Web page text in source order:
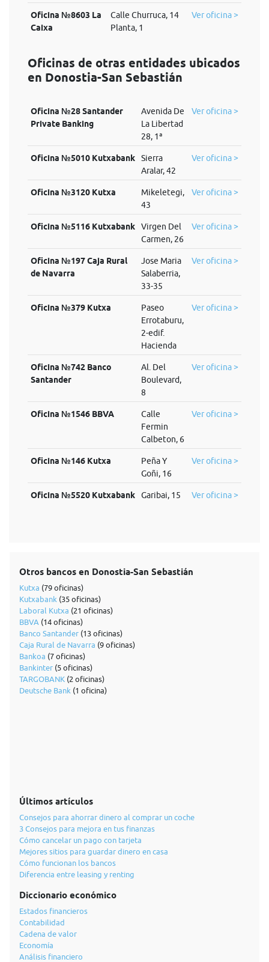
Oficina №8603 La
Caixa
Calle Churruca, 14
Planta, 1
Ver oficina >
Oficinas de otras entidades ubicados
en Donostia-San Sebastián
Oficina №28 Santander
Private Banking
Avenida De
La Libertad
28, 1ª
Ver oficina >
Oficina №5010 Kutxabank
Sierra
Aralar, 42
Ver oficina >
Oficina №3120 Kutxa
Mikeletegi,
43
Ver oficina >
Oficina №5116 Kutxabank
Virgen Del
Carmen, 26
Ver oficina >
Oficina №197 Caja Rural
de Navarra
Jose Maria
Salaberria,
33-35
Ver oficina >
Oficina №379 Kutxa
Paseo
Errotaburu,
2-edif.
Hacienda
Ver oficina >
Oficina №742 Banco
Santander
Al. Del
Boulevard,
8
Ver oficina >
Oficina №1546 BBVA
Calle
Fermin
Calbeton, 6
Ver oficina >
Oficina №146 Kutxa
Peña Y
Goñi, 16
Ver oficina >
Oficina №5520 Kutxabank Garibai, 15 Ver oficina >
Otros bancos en Donostia-San Sebastián
Kutxa (79 oficinas)
Kutxabank (35 oficinas)
Laboral Kutxa (21 oficinas)
BBVA (14 oficinas)
Banco Santander (13 oficinas)
Caja Rural de Navarra (9 oficinas)
Bankoa (7 oficinas)
Bankinter (5 oficinas)
TARGOBANK (2 oficinas)
Deutsche Bank (1 oficina)
Últimos artículos
Consejos para ahorrar dinero al comprar un coche
3 Consejos para mejora en tus finanzas
Cómo cancelar un pago con tarjeta
Mejores sitios para guardar dinero en casa
Cómo funcionan los bancos
Diferencia entre leasing y renting
Diccionario económico
Estados financieros
Contabilidad
Cadena de valor
Economía
Análisis financiero